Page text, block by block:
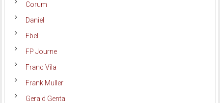
Corum
Daniel
Ebel
FP Journe
Franc Vila
Frank Muller
Gerald Genta